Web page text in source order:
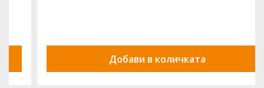
Добави в количката